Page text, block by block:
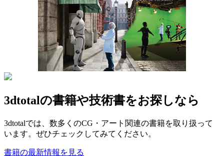
3dtotalの書籍や技術書をお探しなら
3dtotalでは、数多くのCG・アート関連の書籍を取り扱って
います。ぜひチェックしてみてください。
書籍の最新情報を見る